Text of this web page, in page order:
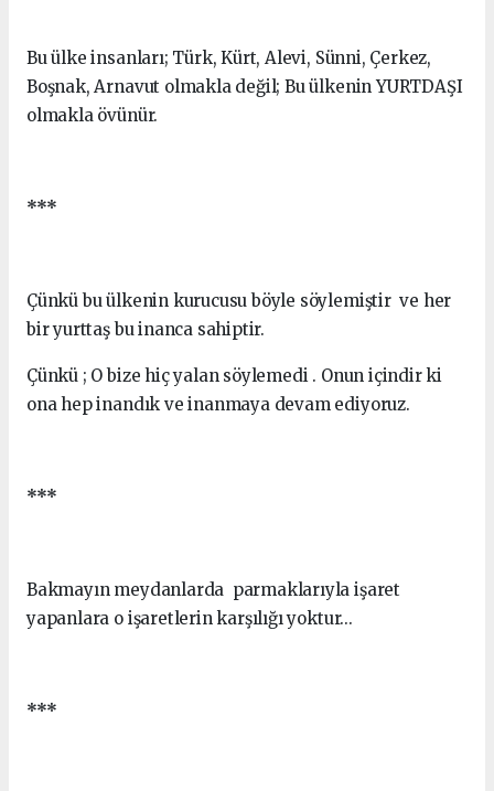
Bu ülke insanları; Türk, Kürt, Alevi, Sünni, Çerkez,
Boşnak, Arnavut olmakla değil; Bu ülkenin YURTDAŞI
olmakla övünür.
***
Çünkü bu ülkenin kurucusu böyle söylemiştir ve her
bir yurttaş bu inanca sahiptir.
Çünkü ; O bize hiç yalan söylemedi . Onun içindir ki
ona hep inandık ve inanmaya devam ediyoruz.
***
Bakmayın meydanlarda parmaklarıyla işaret
yapanlara o işaretlerin karşılığı yoktur...
***